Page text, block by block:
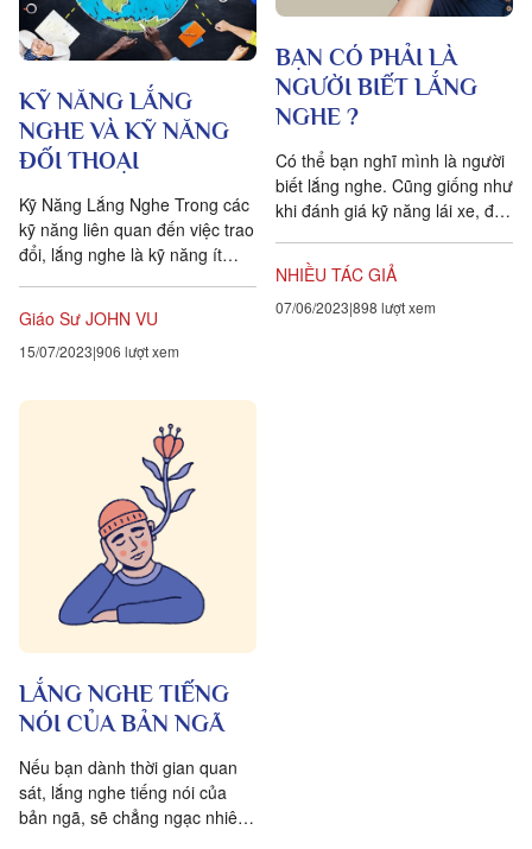
KỸ NĂNG LẮNG
NGHE VÀ KỸ NĂNG
ĐỐI THOẠI
Kỹ Năng Lắng Nghe Trong các
kỹ năng liên quan đến việc trao
đổi, lắng nghe là kỹ năng ít
Giáo Sư JOHN VU
15/07/2023 906 lượt xem
BẠN CÓ PHẢI LÀ
NGƯỜI BIẾT LẮNG
NGHE ?
Có thể bạn nghĩ mình là người
biết lắng nghe. Cũng giống như
khi đánh giá kỹ năng lái xe, đa
đều đánh giá kỹ...
NHIỀU TÁC GIẢ
07/06/2023 898 lượt xem
LẮNG NGHE TIẾNG
NÓI CỦA BẢN NGÃ
Nếu bạn dành thời gian quan
sát, lắng nghe tiếng nói của
bản ngã, sẽ chẳng ngạc nhiên